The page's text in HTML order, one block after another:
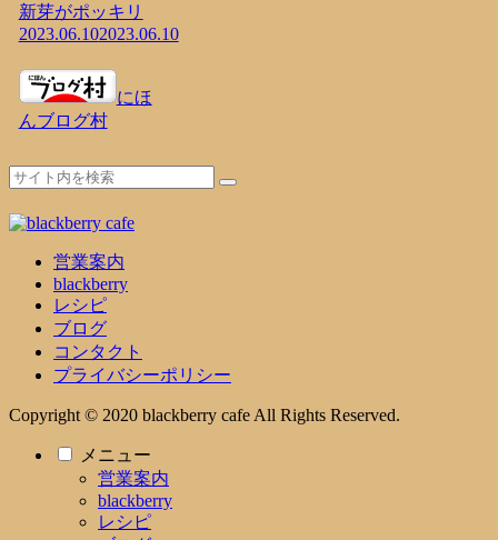
新芽がポッキリ
2023.06.102023.06.10
にほ
んブログ村
営業案内
blackberry
レシピ
ブログ
コンタクト
プライバシーポリシー
Copyright © 2020 blackberry cafe All Rights Reserved.
メニュー
営業案内
blackberry
レシピ